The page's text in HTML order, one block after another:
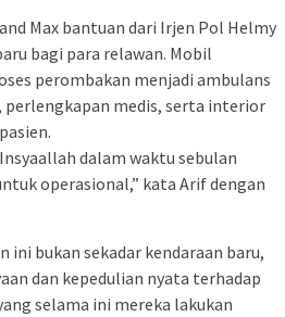
Max bantuan dari Irjen Pol Helmy
bagi para relawan. Mobil
perombakan menjadi ambulans
medis, serta interior
dalam waktu sebulan
operasional,” kata Arif dengan
ini bukan sekadar kendaraan baru,
dan kepedulian nyata terhadap
selama ini mereka lakukan